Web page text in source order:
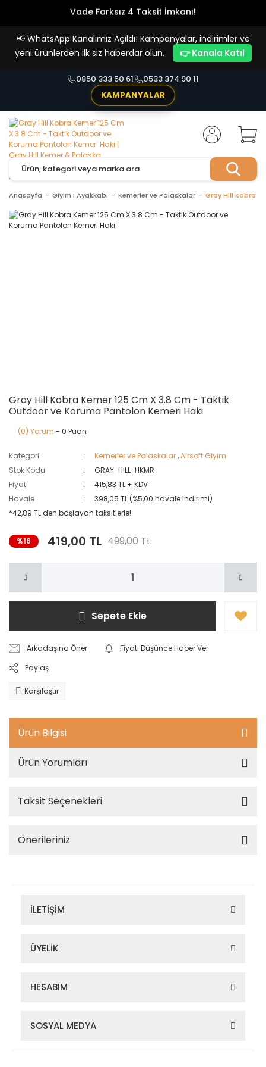
Vade Farksız 4 Taksit İmkanı!
📢 WhatsApp Kanalımız Açıldı! Kampanyalar, indirimler ve
yeni ürünlerden ilk siz haberdar olun.
👉 Kanala Katıl
0850 333 50 61
0533 374 90 11
KAMPANYALAR
Anasayfa Giyim I Ayakkabı Kemerler ve Palaskalar Gray Hill Kobra
Gray Hill Kobra Kemer 125 Cm X 3.8 Cm - Taktik
Outdoor ve Koruma Pantolon Kemeri Haki
(0) Yorum - 0 Puan
Kategori Kemerler ve Palaskalar,Airsoft Giyim
Stok Kodu
GRAY-HILL-HKMR
Fiyat
415,83 TL + KDV
Havale
398,05 TL (%5,00 havale indirimi)
*42,89 TL den başlayan taksitlerle!
%16 419,00 TL 499,00 TL
Sepete Ekle
Arkadaşına Öner
Fiyatı Düşünce Haber Ver
Paylaş
Karşılaştır
Ürün Bilgisi
Ürün Yorumları
Taksit Seçenekleri
Önerileriniz
İLETİŞİM
ÜYELİK
HESABIM
SOSYAL MEDYA